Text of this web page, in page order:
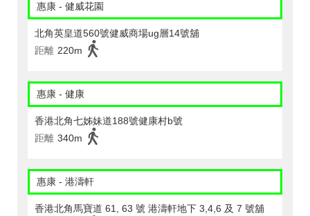
惠康 - 健威花園
北角英皇道560號健威商場ug層14號舖
距離 220m
惠康 - 健康
香港北角七姊妹道188號健康村b號
距離 340m
惠康 - 港濤軒
香港北角馬寶道 61, 63 號 港濤軒地下 3,4,6 及 7 號舖